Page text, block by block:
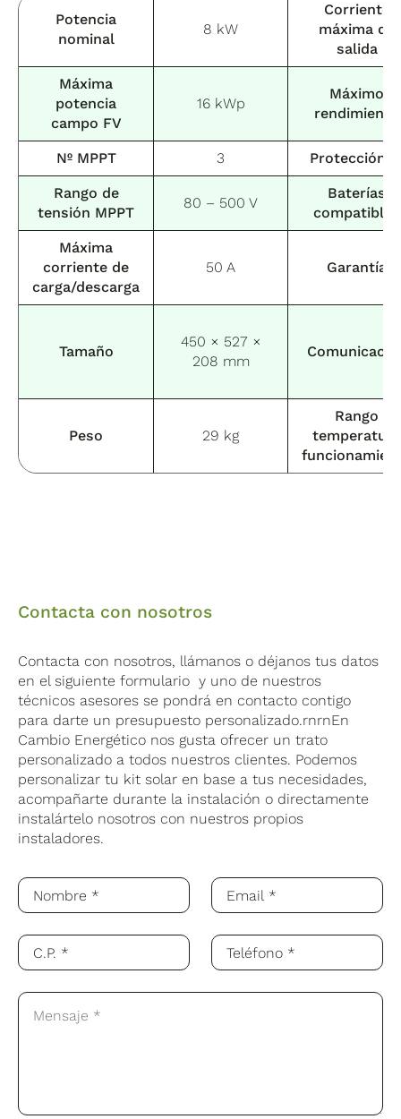
Potencia
nominal
8 kW
Corriente
máxima de
salida
Máxima
potencia
campo FV
16 kWp
Máximo
rendimiento
Nº MPPT 3 Protección
Rango de
tensión MPPT
80 – 500 V
Baterías
compatibles
Máxima
corriente de
carga/descarga
50 A Garantía
Tamaño
450 × 527 ×
208 mm
Peso 29 kg
Rango
temperatura
Contacta con nosotros
Contacta con nosotros, llámanos o déjanos tus datos
en el siguiente formulario y uno de nuestros
técnicos asesores se pondrá en contacto contigo
para darte un presupuesto personalizado.rnrnEn
Cambio Energético nos gusta ofrecer un trato
personalizado a todos nuestros clientes. Podemos
personalizar tu kit solar en base a tus necesidades,
acompañarte durante la instalación o directamente
instalártelo nosotros con nuestros propios
instaladores.